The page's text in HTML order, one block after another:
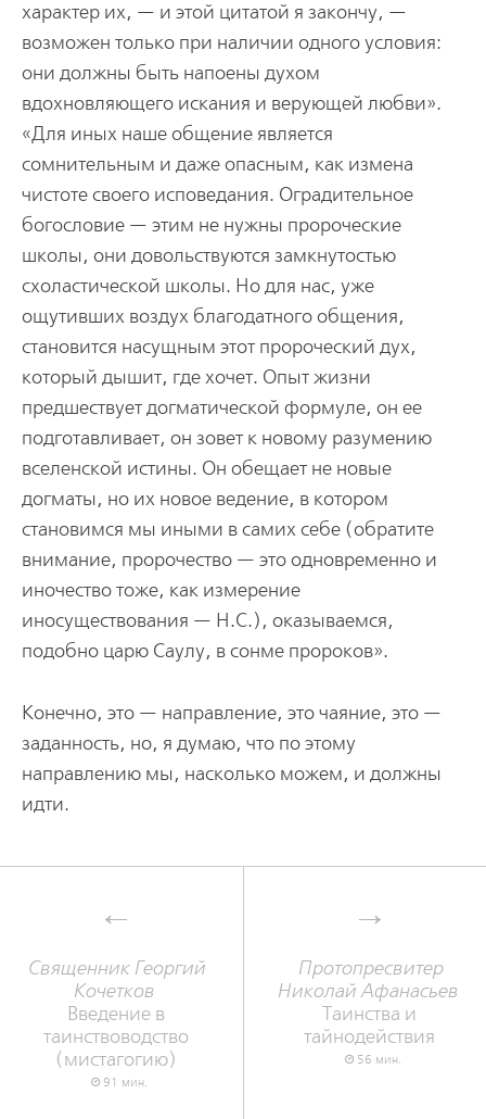
характер их, — и этой цитатой я закончу, —
возможен только при наличии одного условия:
они должны быть напоены духом
вдохновляющего искания и верующей любви».
«Для иных наше общение является
сомнительным и даже опасным, как измена
чистоте своего исповедания. Оградительное
богословие — этим не нужны пророческие
школы, они довольствуются замкнутостью
схоластической школы. Но для нас, уже
ощутивших воздух благодатного общения,
становится насущным этот пророческий дух,
который дышит, где хочет. Опыт жизни
предшествует догматической формуле, он ее
подготавливает, он зовет к новому разумению
вселенской истины. Он обещает не новые
догматы, но их новое ведение, в котором
становимся мы иными в самих себе (обратите
внимание, пророчество — это одновременно и
иночество тоже, как измерение
иносуществования — Н.С.), оказываемся,
подобно царю Саулу, в сонме пророков».
Конечно, это — направление, это чаяние, это —
заданность, но, я думаю, что по этому
направлению мы, насколько можем, и должны
идти.
Священник Георгий
Кочетков
Введение в
таинствоводство
(мистагогию)
91 мин.
Протопресвитер
Николай Афанасьев
Таинства и
тайнодействия
56 мин.